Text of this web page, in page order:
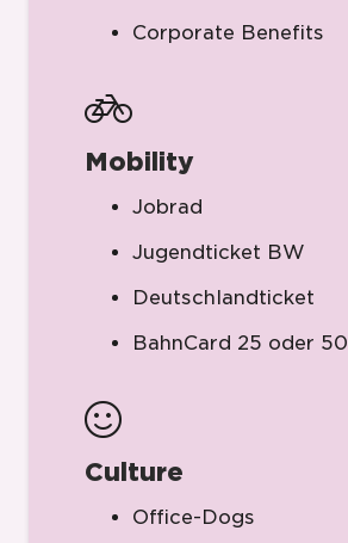
Corporate Benefits
Mobility
Jobrad
Jugendticket BW
Deutschlandticket
BahnCard 25 oder 50
Culture
Office-Dogs